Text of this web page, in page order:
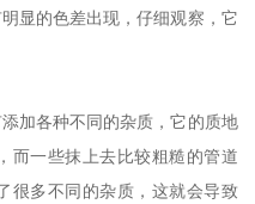
显的色差出现，仔细观察，它
加各种不同的杂质，它的质地
而一些抹上去比较粗糙的管道
很多不同的杂质，这就会导致